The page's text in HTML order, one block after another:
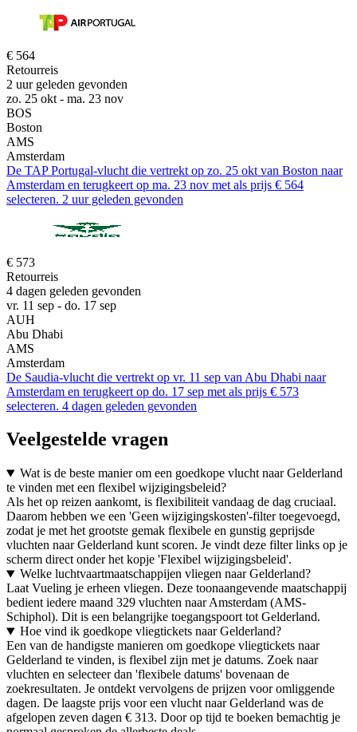
€ 564
Retourreis
2 uur geleden gevonden
zo. 25 okt - ma. 23 nov
BOS
Boston
AMS
Amsterdam
De TAP Portugal-vlucht die vertrekt op zo. 25 okt van Boston naar
Amsterdam en terugkeert op ma. 23 nov met als prijs € 564
selecteren. 2 uur geleden gevonden
€ 573
Retourreis
4 dagen geleden gevonden
vr. 11 sep - do. 17 sep
AUH
Abu Dhabi
AMS
Amsterdam
De Saudia-vlucht die vertrekt op vr. 11 sep van Abu Dhabi naar
Amsterdam en terugkeert op do. 17 sep met als prijs € 573
selecteren. 4 dagen geleden gevonden
Veelgestelde vragen
Wat is de beste manier om een goedkope vlucht naar Gelderland
te vinden met een flexibel wijzigingsbeleid?
Als het op reizen aankomt, is flexibiliteit vandaag de dag cruciaal.
Daarom hebben we een 'Geen wijzigingskosten'-filter toegevoegd,
zodat je met het grootste gemak flexibele en gunstig geprijsde
vluchten naar Gelderland kunt scoren. Je vindt deze filter links op je
scherm direct onder het kopje 'Flexibel wijzigingsbeleid'.
Welke luchtvaartmaatschappijen vliegen naar Gelderland?
Laat Vueling je erheen vliegen. Deze toonaangevende maatschappij
bedient iedere maand 329 vluchten naar Amsterdam (AMS-
Schiphol). Dit is een belangrijke toegangspoort tot Gelderland.
Hoe vind ik goedkope vliegtickets naar Gelderland?
Een van de handigste manieren om goedkope vliegtickets naar
Gelderland te vinden, is flexibel zijn met je datums. Zoek naar
vluchten en selecteer dan 'flexibele datums' bovenaan de
zoekresultaten. Je ontdekt vervolgens de prijzen voor omliggende
dagen. De laagste prijs voor een vlucht naar Gelderland was de
afgelopen zeven dagen € 313. Door op tijd te boeken bemachtig je